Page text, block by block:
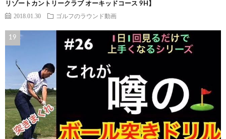
リゾートカントリークラブ オーキッドコース 9H】
2018.01.30 ゴルフのラウンド動画